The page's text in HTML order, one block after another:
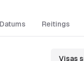
Datums Reitings
Visas